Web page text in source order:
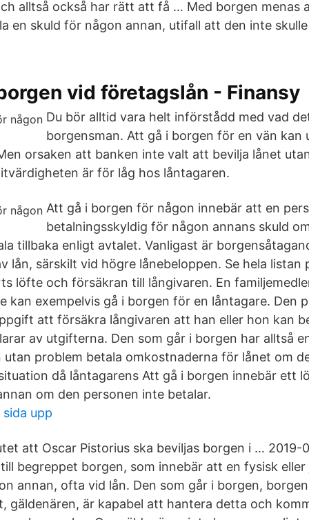
alltså också har rätt att få … Med borgen menas
en skuld för någon annan, utifall att den inte
vid företagslån - Finansy
Du bör alltid vara helt införstådd med vad
borgensman. Att gå i borgen för en vän kan
orsaken att banken inte valt att bevilja lånet
är för låg hos låntagaren.
Att gå i borgen för någon innebär att en
betalningsskyldig för någon annans skuld
tillbaka enligt avtalet. Vanligast är
lån, särskilt vid högre lånebeloppen. Se hela listan
löfte och försäkran till långivaren. En
kan exempelvis gå i borgen för en låntagare. Den
att försäkra långivaren att han eller hon kan
av utgifterna. Den som går i borgen har alltså
utan problem betala omkostnaderna för lånet om
då låntagarens Att gå i borgen innebär ett
om den personen inte betalar.
upp
att Oscar Pistorius ska beviljas borgen i … 2019-
begreppet borgen, som innebär att en fysisk
annan, ofta vid lån. Den som går i borgen,
gäldenären, är kapabel att hantera detta och